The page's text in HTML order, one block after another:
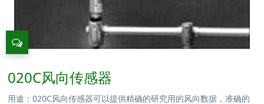
020C风向传感器
用途：020C风向传感器可以提供精确的研究用的风向数据，准确的